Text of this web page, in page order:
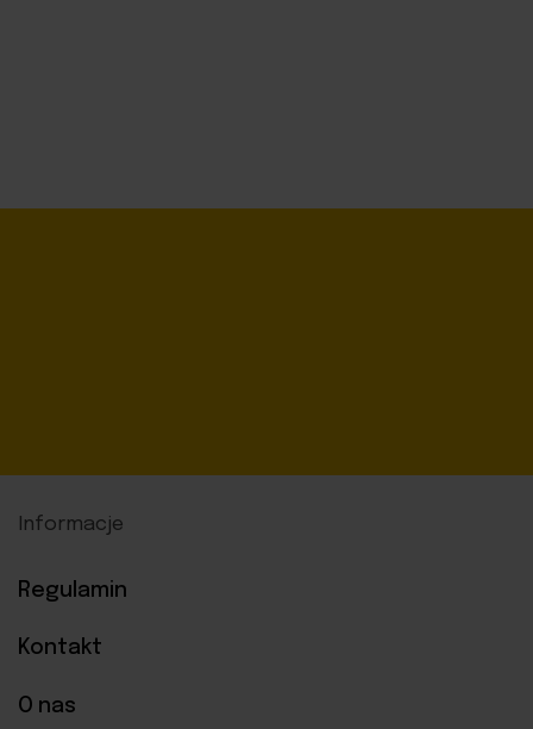
Informacje
Regulamin
Kontakt
O nas